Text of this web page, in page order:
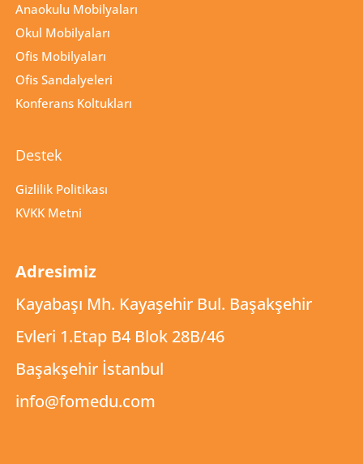
Anaokulu Mobilyaları
Okul Mobilyaları
Ofis Mobilyaları
Ofis Sandalyeleri
Konferans Koltukları
Destek
Gizlilik Politikası
KVKK Metni
Adresimiz
Kayabaşı Mh. Kayaşehir Bul. Başakşehir
Evleri 1.Etap B4 Blok 28B/46
Başakşehir İstanbul
info@fomedu.com